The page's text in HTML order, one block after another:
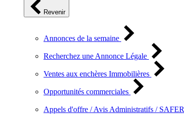
Revenir
Annonces de la semaine
Recherchez une Annonce Légale
Ventes aux enchères Immobilières
Opportunités commerciales
Appels d'offre / Avis Administratifs / SAFER